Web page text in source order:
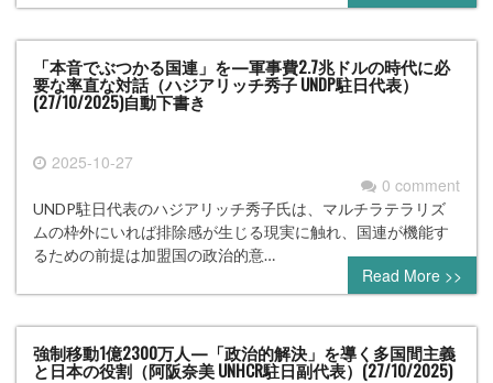
「本音でぶつかる国連」を—軍事費2.7兆ドルの時代に必
要な率直な対話（ハジアリッチ秀子 UNDP駐日代表）
(27/10/2025)自動下書き
2025-10-27
0 comment
UNDP駐日代表のハジアリッチ秀子氏は、マルチラテラリズ
ムの枠外にいれば排除感が生じる現実に触れ、国連が機能す
るための前提は加盟国の政治的意…
Read More >>
強制移動1億2300万人—「政治的解決」を導く多国間主義
と日本の役割（阿阪奈美 UNHCR駐日副代表）(27/10/2025)